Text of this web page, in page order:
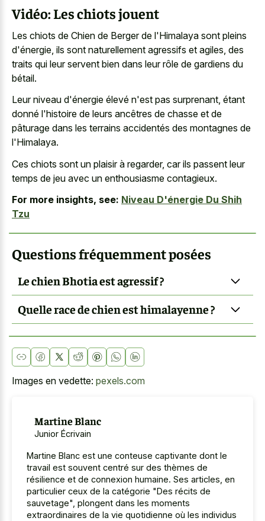
Vidéo: Les chiots jouent
Les chiots de Chien de Berger de l'Himalaya sont pleins
d'énergie, ils sont naturellement agressifs et agiles, des
traits qui leur servent bien dans leur rôle de gardiens du
bétail.
Leur niveau d'énergie élevé n'est pas surprenant, étant
donné l'histoire de leurs ancêtres de chasse et de
pâturage dans les terrains accidentés des montagnes de
l'Himalaya.
Ces chiots sont un plaisir à regarder, car ils passent leur
temps de jeu avec un enthousiasme contagieux.
For more insights, see: Niveau D'énergie Du Shih
Tzu
Questions fréquemment posées
Le chien Bhotia est agressif ?
Quelle race de chien est himalayenne ?
Images en vedette: pexels.com
Martine Blanc
Junior Écrivain
Martine Blanc est une conteuse captivante dont le
travail est souvent centré sur des thèmes de
résilience et de connexion humaine. Ses articles, en
particulier ceux de la catégorie "Des récits de
sauvetage", plongent dans les moments
extraordinaires de la vie quotidienne où les individus